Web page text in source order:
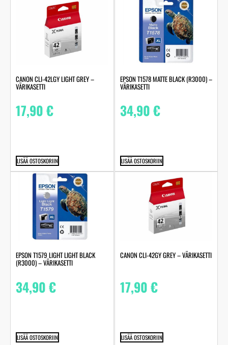
CANON CLI-42LGY LIGHT GREY –
VÄRIKASETTI
17,90€
LISÄÄ OSTOSKORIIN
EPSON T1578 MATTE BLACK (R3000) –
VÄRIKASETTI
34,90€
LISÄÄ OSTOSKORIIN
EPSON T1579 LIGHT LIGHT BLACK
(R3000) – VÄRIKASETTI
34,90€
LISÄÄ OSTOSKORIIN
CANON CLI-42GY GREY – VÄRIKASETTI
17,90€
LISÄÄ OSTOSKORIIN